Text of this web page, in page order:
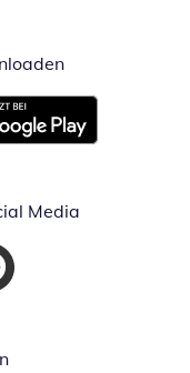
Öffnet in
Fenster
Media
Fenster
in neuem Fenster